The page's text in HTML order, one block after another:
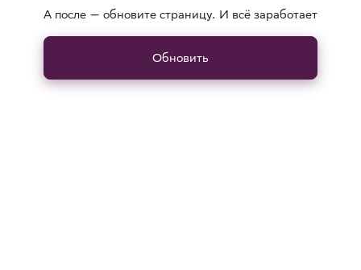
А после — обновите страницу. И всё заработает
Обновить